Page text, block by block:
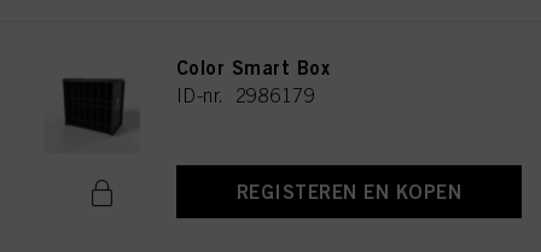
Color Smart Box
ID-nr. 2986179
REGISTEREN EN KOPEN